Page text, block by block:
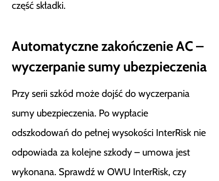
część składki.
Automatyczne zakończenie AC –
wyczerpanie sumy ubezpieczenia
Przy serii szkód może dojść do wyczerpania
sumy ubezpieczenia. Po wypłacie
odszkodowań do pełnej wysokości InterRisk nie
odpowiada za kolejne szkody – umowa jest
wykonana. Sprawdź w OWU InterRisk, czy